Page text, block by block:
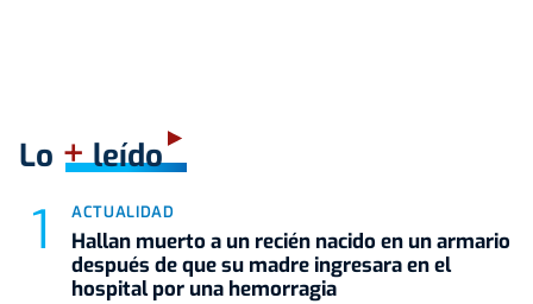
Lo +leído
ACTUALIDAD
Hallan muerto a un recién nacido en un armario
después de que su madre ingresara en el
hospital por una hemorragia